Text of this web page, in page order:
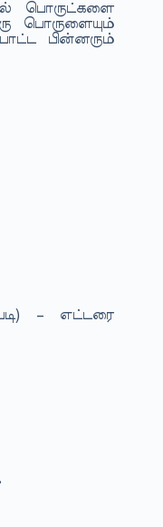
பொருட்களை
பொருளையும்
பின்னரும்
– எட்டரை